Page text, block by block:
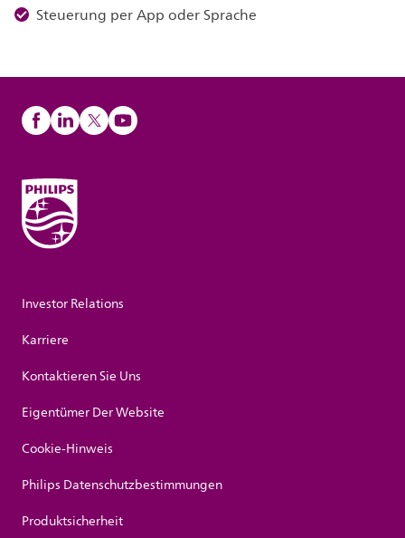
Steuerung per App oder Sprache
Investor Relations
Karriere
Kontaktieren Sie Uns
Eigentümer Der Website
Cookie-Hinweis
Philips Datenschutzbestimmungen
Produktsicherheit